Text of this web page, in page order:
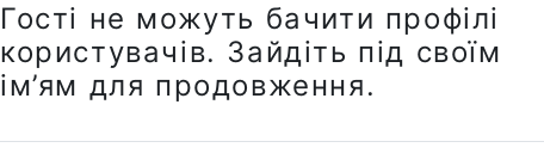
Гості не можуть бачити профілі
користувачів. Зайдіть під своїм
ім’ям для продовження.